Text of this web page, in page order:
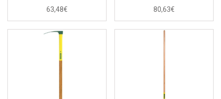
63,48€ 80,63€